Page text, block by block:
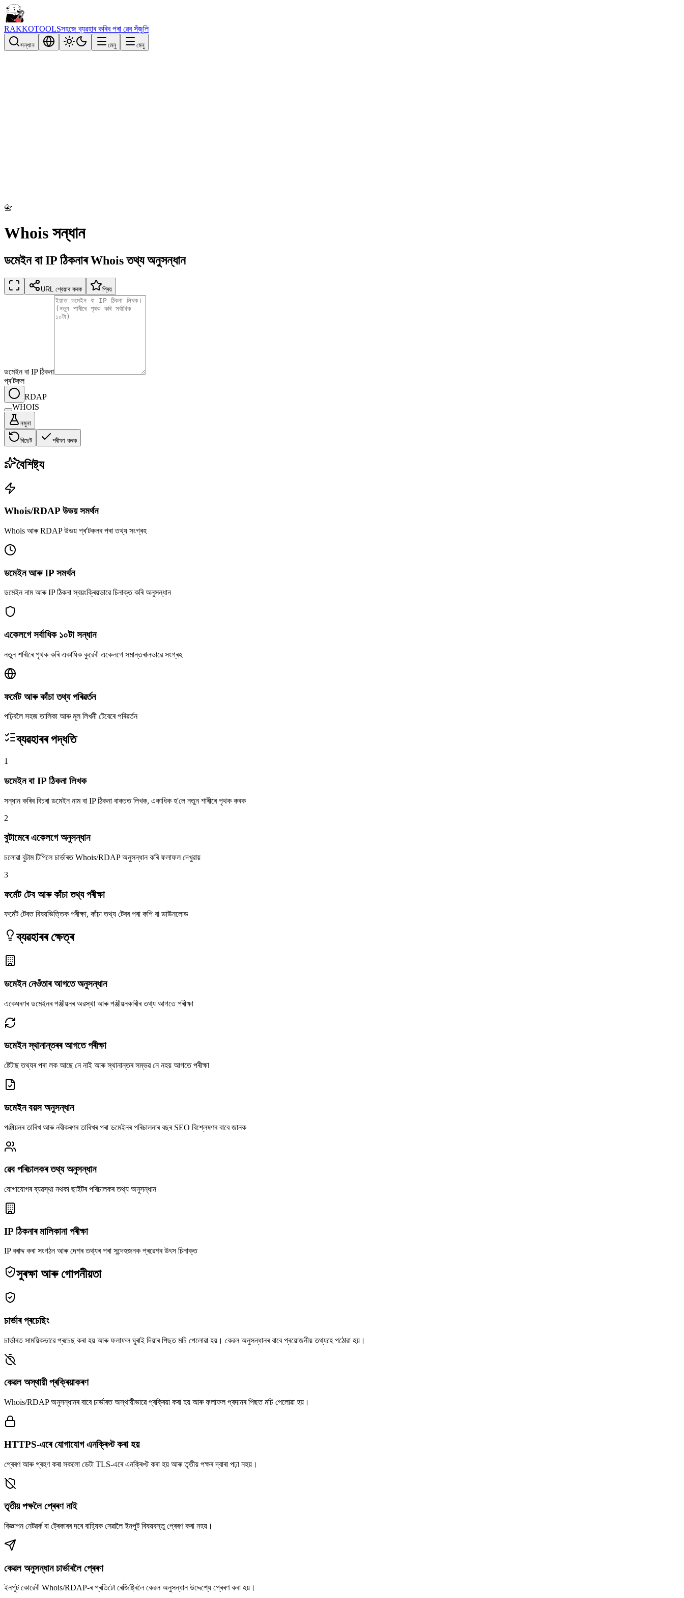
RAKKOTOOLSসহজে ব্যৱহাৰ কৰিব পৰা ৱেব সঁজুলি
সন্ধান মেনু মেনু
📇
Whois সন্ধান
ডমেইন বা IP ঠিকনাৰ Whois তথ্য অনুসন্ধান
URL শ্বেয়াৰ কৰক প্ৰিয়
ডমেইন বা IP ঠিকনা
প্ৰ'টকল
RDAP
WHOIS
নমুনা
ৰিছেট পৰীক্ষা কৰক
বৈশিষ্ট্য
Whois/RDAP উভয় সমৰ্থন
Whois আৰু RDAP উভয় প্ৰ'টকলৰ পৰা তথ্য সংগ্ৰহ
ডমেইন আৰু IP সমৰ্থন
ডমেইন নাম আৰু IP ঠিকনা স্বয়ংক্ৰিয়ভাৱে চিনাক্ত কৰি অনুসন্ধান
একেলগে সৰ্বাধিক ১০টা সন্ধান
নতুন শাৰীৰে পৃথক কৰি একাধিক কুৱেৰী একেলগে সমান্তৰালভাৱে সংগ্ৰহ
ফৰ্মেট আৰু কাঁচা তথ্য পৰিৱৰ্তন
পঢ়িবলৈ সহজ তালিকা আৰু মূল লিখনী টেবেৰে পৰিৱৰ্তন
ব্যৱহাৰৰ পদ্ধতি
1
ডমেইন বা IP ঠিকনা লিখক
সন্ধান কৰিব বিচৰা ডমেইন নাম বা IP ঠিকনা বাকচত লিখক, একাধিক হ'লে নতুন শাৰীৰে পৃথক কৰক
2
বুটামেৰে একেলগে অনুসন্ধান
চলোৱা বুটাম টিপিলে চাৰ্ভাৰত Whois/RDAP অনুসন্ধান কৰি ফলাফল দেখুৱায়
3
ফৰ্মেট টেব আৰু কাঁচা তথ্য পৰীক্ষা
ফৰ্মেট টেবত বিষয়ভিত্তিক পৰীক্ষা, কাঁচা তথ্য টেবৰ পৰা কপি বা ডাউনলোড
ব্যৱহাৰৰ ক্ষেত্ৰ
ডমেইন নেওঁতাৰ আগতে অনুসন্ধান
একেধৰণৰ ডমেইনৰ পঞ্জীয়নৰ অৱস্থা আৰু পঞ্জীয়নকাৰীৰ তথ্য আগতে পৰীক্ষা
ডমেইন স্থানান্তৰৰ আগতে পৰীক্ষা
ষ্টেটাছ তথ্যৰ পৰা লক আছে নে নাই আৰু স্থানান্তৰ সম্ভৱ নে নহয় আগতে পৰীক্ষা
ডমেইন বয়স অনুসন্ধান
পঞ্জীয়নৰ তাৰিখ আৰু নবীকৰণৰ তাৰিখৰ পৰা ডমেইনৰ পৰিচালনাৰ বছৰ SEO বিশ্লেষণৰ বাবে জানক
ৱেব পৰিচালকৰ তথ্য অনুসন্ধান
যোগাযোগৰ ব্যৱস্থা নথকা ছাইটৰ পৰিচালকৰ তথ্য অনুসন্ধান
IP ঠিকনাৰ মালিকানা পৰীক্ষা
IP বৰাদ্দ কৰা সংগঠন আৰু দেশৰ তথ্যৰ পৰা সন্দেহজনক প্ৰৱেশৰ উৎস চিনাক্ত
সুৰক্ষা আৰু গোপনীয়তা
চাৰ্ভাৰ প্ৰচেছিং
চাৰ্ভাৰত সাময়িকভাৱে প্ৰচেছ কৰা হয় আৰু ফলাফল ঘূৰাই দিয়াৰ পিছত মচি পেলোৱা হয়। কেৱল অনুসন্ধানৰ বাবে প্ৰয়োজনীয় তথ্যহে পঠোৱা হয়।
কেৱল অস্থায়ী প্ৰক্ৰিয়াকৰণ
Whois/RDAP অনুসন্ধানৰ বাবে চাৰ্ভাৰত অস্থায়ীভাৱে প্ৰক্ৰিয়া কৰা হয় আৰু ফলাফল প্ৰদানৰ পিছত মচি পেলোৱা হয়।
HTTPS-এৰে যোগাযোগ এনক্ৰিপ্ট কৰা হয়
প্ৰেৰণ আৰু গ্ৰহণ কৰা সকলো ডেটা TLS-এৰে এনক্ৰিপ্ট কৰা হয় আৰু তৃতীয় পক্ষৰ দ্বাৰা পঢ়া নহয়।
তৃতীয় পক্ষলৈ প্ৰেৰণ নাই
বিজ্ঞাপন নেটৱৰ্ক বা ট্ৰেকাৰৰ দৰে বাহ্যিক সেৱালৈ ইনপুট বিষয়বস্তু প্ৰেৰণ কৰা নহয়।
কেৱল অনুসন্ধান চাৰ্ভাৰলৈ প্ৰেৰণ
ইনপুট কোৱেৰী Whois/RDAP-ৰ প্ৰতিটো ৰেজিষ্ট্ৰিলৈ কেৱল অনুসন্ধান উদ্দেশ্যে প্ৰেৰণ কৰা হয়।